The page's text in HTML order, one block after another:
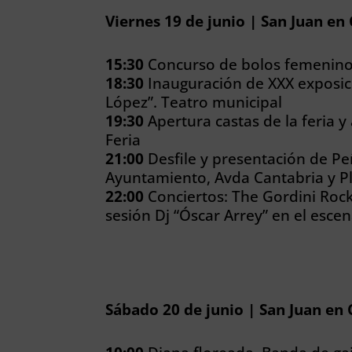
Viernes 19 de junio | San Juan
15:30 Concurso de bolos
18:30 Inauguración de XXX
López”. Teatro municipal
19:30 Apertura castas de la feria y
Feria
21:00 Desfile y presentación de
Ayuntamiento, Avda Cantabria y
22:00 Conciertos: The Gordini
sesión Dj “Óscar Arrey” en el
Sábado 20 de junio | San Juan